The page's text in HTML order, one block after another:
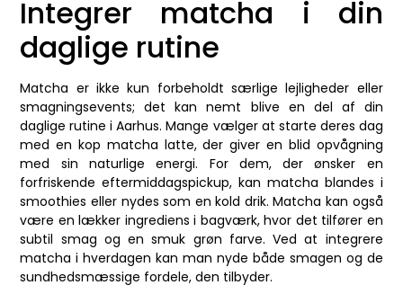
Integrer matcha i din
daglige rutine
Matcha er ikke kun forbeholdt særlige lejligheder eller
smagningsevents; det kan nemt blive en del af din
daglige rutine i Aarhus. Mange vælger at starte deres dag
med en kop matcha latte, der giver en blid opvågning
med sin naturlige energi. For dem, der ønsker en
forfriskende eftermiddagspickup, kan matcha blandes i
smoothies eller nydes som en kold drik. Matcha kan også
være en lækker ingrediens i bagværk, hvor det tilfører en
subtil smag og en smuk grøn farve. Ved at integrere
matcha i hverdagen kan man nyde både smagen og de
sundhedsmæssige fordele, den tilbyder.